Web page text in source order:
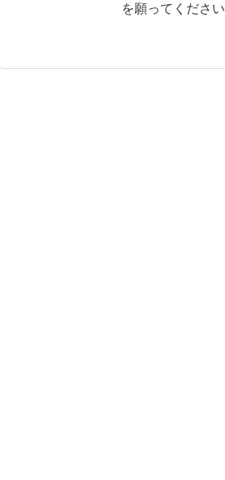
を願ってください